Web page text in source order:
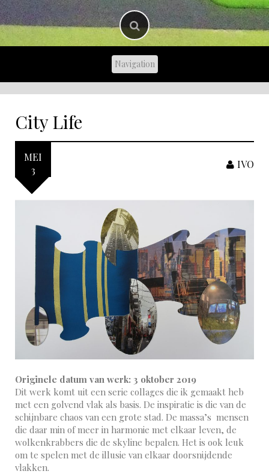
City Life
MEI
3
IVO
Originele datum van werk: 3 oktober 2019
Dit werk komt uit een serie collages die ik gemaakt heb
met een golvend vlak als basis. De inspiratie is die van de
schijnbare chaos van een grote stad. De massa’s mensen
die daar min of meer in harmonie met elkaar leven, de
wolkenkrabbers die de skyline bepalen. Het is ook leuk
om te spelen met de illusie van elkaar doorsnijdende
vlakken.